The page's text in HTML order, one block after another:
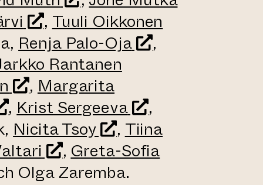
(leder till annan webbtjänst)
, Tuuli Oikkonen
Renja Palo-Oja(leder till annan
,
Rantanen
(leder till annan webbtjänst)
, Margarita
till annan webbtjänst)
, Krist Sergeeva(leder till annan
,
Nicita Tsoy(leder till annan
, Tiina
webbtjänst)
(leder till annan webbtjänst)
, Greta-Sofia
till annan webbtjänst)
Olga Zaremba.